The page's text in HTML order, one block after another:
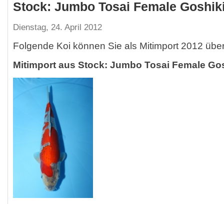
Stock: Jumbo Tosai Female
Dienstag, 24. April 2012
Folgende Koi können Sie als Mitimport 2012
Mitimport aus Stock: Jumbo Tosai Female